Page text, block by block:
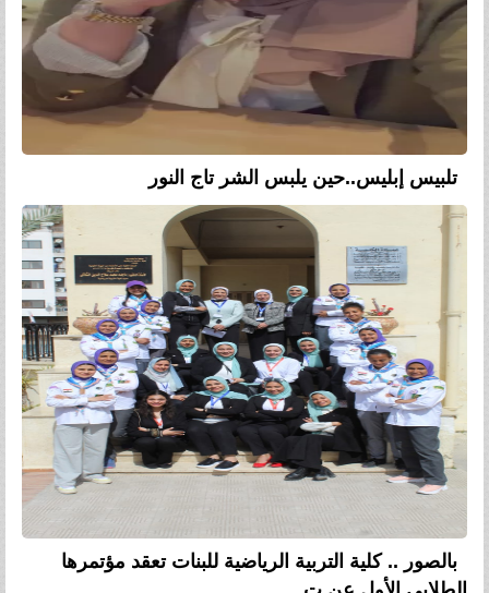
تلبيس إبليس..حين يلبس الشر تاج النور
بالصور .. كلية التربية الرياضية للبنات تعقد مؤتمرها